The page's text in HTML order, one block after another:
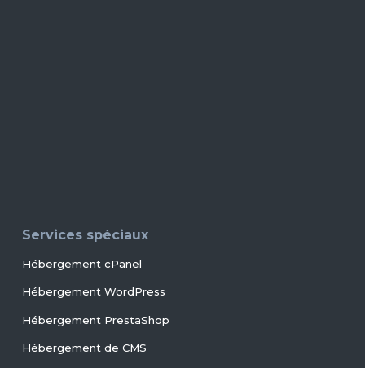
Services spéciaux
Hébergement cPanel
Hébergement WordPress
Hébergement PrestaShop
Hébergement de CMS